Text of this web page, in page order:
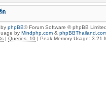
ด
phpBB® Forum Software © phpBB Limited
by Mindphp.com&
| Queries: 10| Peak Memory Usage: 3.21